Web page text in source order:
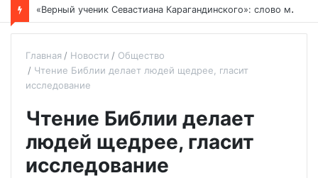
«Верный ученик Севастиана Карагандинского»: слово митрополита Александра о почившем схиархимандрите Пахомии
Главная Новости
Общество
Чтение Библии делает людей щедрее, гласит
исследование
Чтение Библии делает
людей щедрее, гласит
исследование